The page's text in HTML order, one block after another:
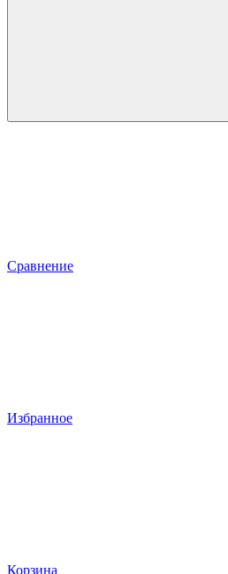
Сравнение
Избранное
Корзина